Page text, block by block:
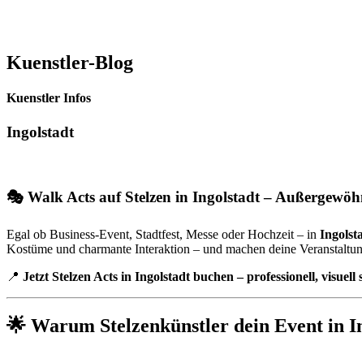
Kuenstler-Blog
Kuenstler Infos
Ingolstadt
🎭 Walk Acts auf Stelzen in Ingolstadt –
Egal ob Business-Event, Stadtfest, Messe oder Hochzeit – in
Kostüme und charmante Interaktion – und machen deine
📍 Jetzt Stelzen Acts in Ingolstadt buchen – professionell,
🌟 Warum Stelzenkünstler dein Event in